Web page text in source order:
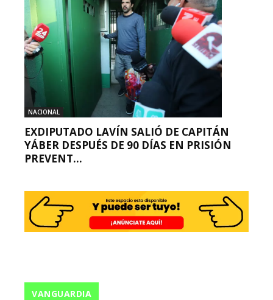
NACIONAL
EXDIPUTADO LAVÍN SALIÓ DE CAPITÁN
YÁBER DESPUÉS DE 90 DÍAS EN PRISIÓN
PREVENT...
VANGUARDIA